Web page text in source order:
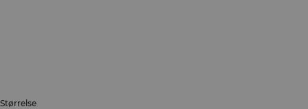
Størrelse